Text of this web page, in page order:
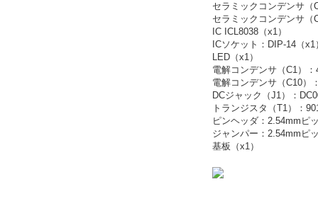
セラミックコンデンサ（
セラミックコンデンサ（
IC ICL8038（x1）
ICソケット：DIP-14（x1
LED（x1）
電解コンデンサ（C1）
電解コンデンサ（C10）
DCジャック（J1）：
トランジスタ（T1）：
ピンヘッダ：2.54mmピ
ジャンパー：2.54mmピ
基板（x1）